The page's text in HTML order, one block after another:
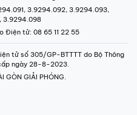
3.9294.092, 3.9294.093,
3.9294.098
Điện tử: 08 65 11 22 55
tử số 305/GP-BTTTT do Bộ Thông
ngày 28-8-2023.
GÒN GIẢI PHÓNG.